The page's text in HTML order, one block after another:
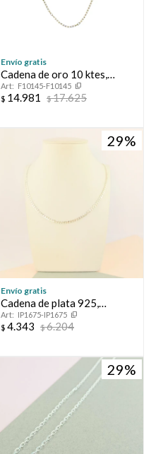
Envío gratis
Cadena de oro 10 ktes,
FORCET.
F10145-F10145
$ 14.981 $17.625
29
Envío gratis
Cadena de plata 925,
GRUMETTE
IP1675-IP1675
$ 4.343 $6.204
29